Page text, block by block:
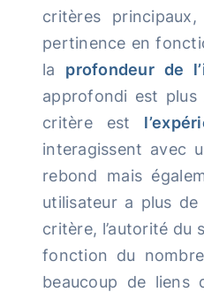
critères
pertinence en
la profondeur de
approfondi est plus
critère est
interagissent avec
rebond mais
utilisateur a plus de
critère, l’autorité du
fonction du
beaucoup de liens